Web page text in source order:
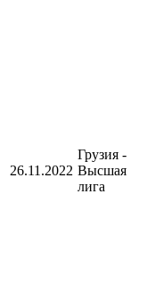
26.11.2022
Грузия -
Высшая
лига